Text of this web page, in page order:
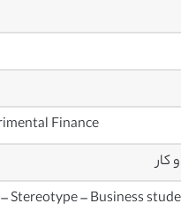
Journal of Behavioral and Experimental Finance
Stereotype – Business